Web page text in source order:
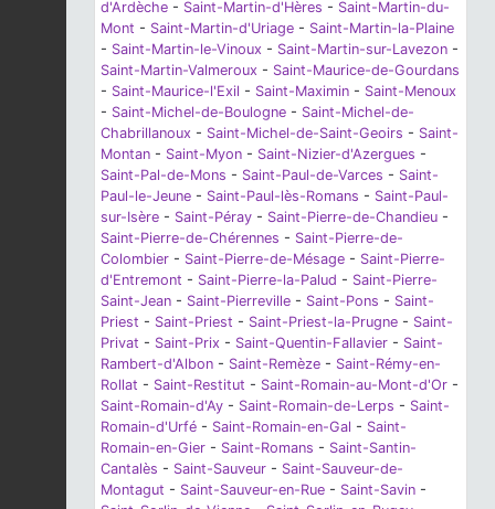
d'Ardèche - Saint-Martin-d'Hères - Saint-Martin-du-
Mont - Saint-Martin-d'Uriage - Saint-Martin-la-Plaine
- Saint-Martin-le-Vinoux - Saint-Martin-sur-Lavezon -
Saint-Martin-Valmeroux - Saint-Maurice-de-Gourdans
- Saint-Maurice-l'Exil - Saint-Maximin - Saint-Menoux
- Saint-Michel-de-Boulogne - Saint-Michel-de-
Chabrillanoux - Saint-Michel-de-Saint-Geoirs - Saint-
Montan - Saint-Myon - Saint-Nizier-d'Azergues -
Saint-Pal-de-Mons - Saint-Paul-de-Varces - Saint-
Paul-le-Jeune - Saint-Paul-lès-Romans - Saint-Paul-
sur-Isère - Saint-Péray - Saint-Pierre-de-Chandieu -
Saint-Pierre-de-Chérennes - Saint-Pierre-de-
Colombier - Saint-Pierre-de-Mésage - Saint-Pierre-
d'Entremont - Saint-Pierre-la-Palud - Saint-Pierre-
Saint-Jean - Saint-Pierreville - Saint-Pons - Saint-
Priest - Saint-Priest - Saint-Priest-la-Prugne - Saint-
Privat - Saint-Prix - Saint-Quentin-Fallavier - Saint-
Rambert-d'Albon - Saint-Remèze - Saint-Rémy-en-
Rollat - Saint-Restitut - Saint-Romain-au-Mont-d'Or -
Saint-Romain-d'Ay - Saint-Romain-de-Lerps - Saint-
Romain-d'Urfé - Saint-Romain-en-Gal - Saint-
Romain-en-Gier - Saint-Romans - Saint-Santin-
Cantalès - Saint-Sauveur - Saint-Sauveur-de-
Montagut - Saint-Sauveur-en-Rue - Saint-Savin -